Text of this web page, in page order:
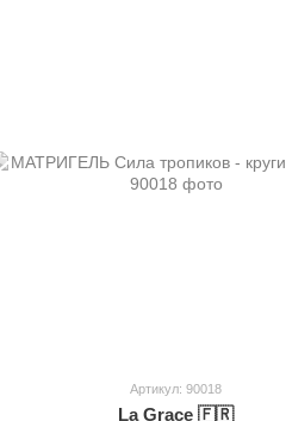
Артикул: 90018
La Grace 🇫🇷